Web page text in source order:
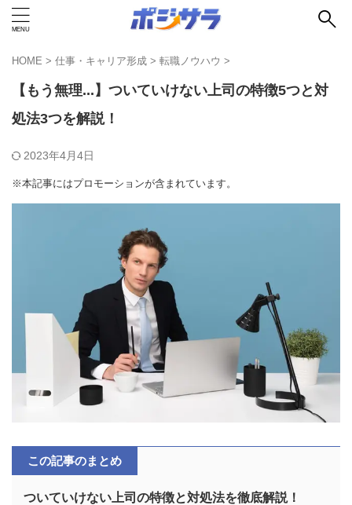
HOME > 仕事・キャリア形成 > 転職ノウハウ >
【もう無理...】ついていけない上司の特徴5つと対
処法3つを解説！
2023年4月4日
※本記事にはプロモーションが含まれています。
この記事のまとめ
ついていけない上司の特徴と対処法を徹底解説！